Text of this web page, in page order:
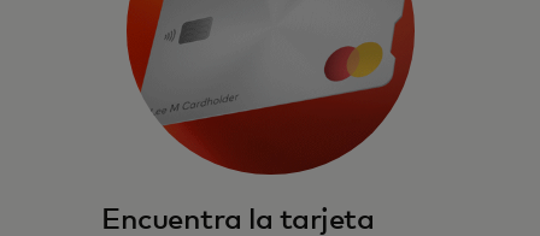
Encuentra la tarjeta